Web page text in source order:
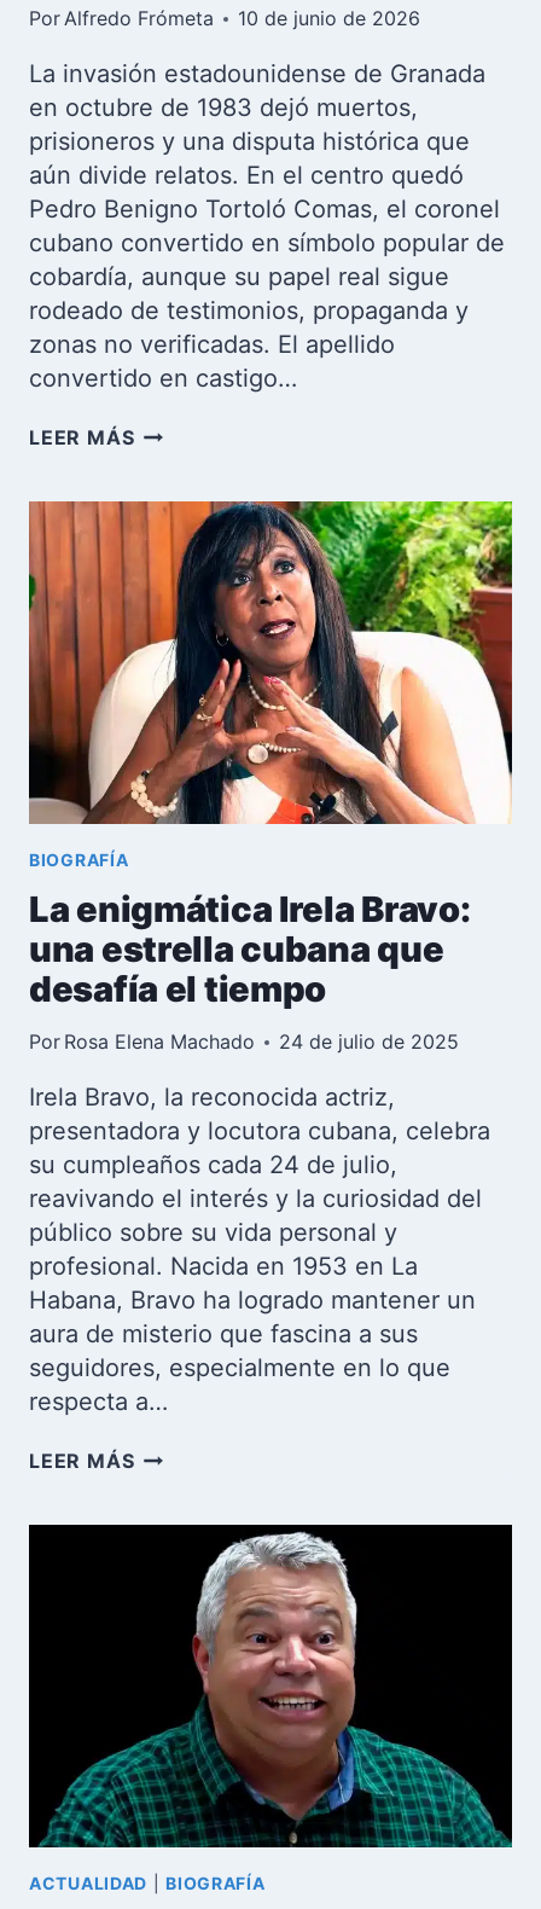
PorAlfredo Frómeta 10 de junio de 2026
La invasión estadounidense de Granada
en octubre de 1983 dejó muertos,
prisioneros y una disputa histórica que
aún divide relatos. En el centro quedó
Pedro Benigno Tortoló Comas, el coronel
cubano convertido en símbolo popular de
cobardía, aunque su papel real sigue
rodeado de testimonios, propaganda y
zonas no verificadas. El apellido
convertido en castigo…
LEER MÁSLA
PEDRO
TORTOLÓ:
CHIVO
EXPIATORIO
CUBA
EN
LA
INVASIÓN
DE
GRANADA
1983
BIOGRAFÍA
La enigmática Irela Bravo:
una estrella cubana que
desafía el tiempo
Por Rosa Elena Machado 24 de julio de 2025
Irela Bravo, la reconocida actriz,
presentadora y locutora cubana, celebra
su cumpleaños cada 24 de julio,
reavivando el interés y la curiosidad del
público sobre su vida personal y
profesional. Nacida en 1953 en La
Habana, Bravo ha logrado mantener un
aura de misterio que fascina a sus
seguidores, especialmente en lo que
respecta a…
LEER MÁSLA
ESTRELLA
CUBANA
DESAFÍA
TIEMPO
ACTUALIDAD BIOGRAFÍA